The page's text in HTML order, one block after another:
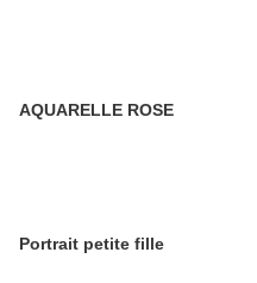
AQUARELLE ROSE
Portrait petite fille